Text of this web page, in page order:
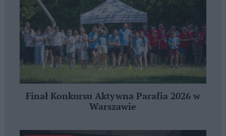
Finał Konkursu Aktywna Parafia 2026 w
Warszawie